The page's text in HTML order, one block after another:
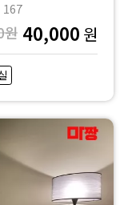
167
40,000 원